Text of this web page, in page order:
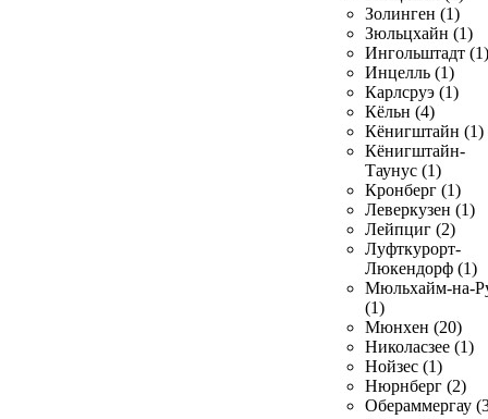
Золинген (1)
Зюльцхайн (1)
Ингольштадт (1)
Инцелль (1)
Карлсруэ (1)
Кёльн (4)
Кёнигштайн (1)
Кёнигштайн-
Таунус (1)
Кронберг (1)
Леверкузен (1)
Лейпциг (2)
Луфткурорт-
Люкендорф (1)
Мюльхайм-на-
(1)
Мюнхен (20)
Николасзее (1)
Нойзес (1)
Нюрнберг (2)
Обераммергау